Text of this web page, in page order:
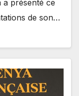
a présenté ce
de son…